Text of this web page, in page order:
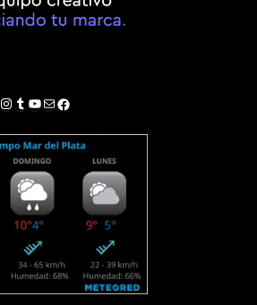
Instagram
Tumblr
YouTube
Correo electrónico
Facebook